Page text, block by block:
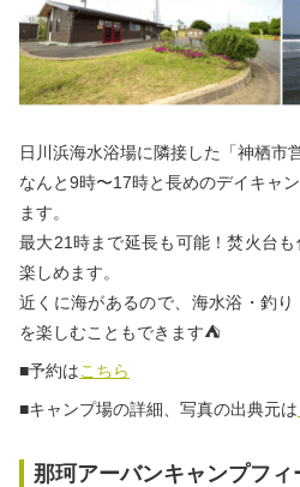
日川浜海水浴場に隣接した「神栖市
なんと9時〜17時と長めのデイキャ
ます。
最大21時まで延長も可能！焚火台
楽しめます。
近くに海があるので、海水浴・釣
を楽しむこともできます⛺
■予約はこちら
■キャンプ場の詳細、写真の出典元は
那珂アーバンキャンプフィ